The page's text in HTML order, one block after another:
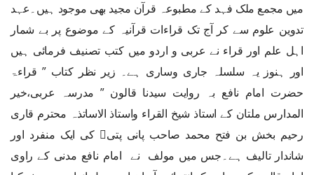
میں مجمع ملک فہد کے مطبوعہ قرآن مجید بھی موجود ہیں۔عہد
تدوین علوم سے کر آج تک قراءات قرآنیہ کے موضوع پر بے شمار
اہل علم اور قراء نے عربی و اردو میں کتب تصنیف فرمائی ہیں
اور ہنوز یہ سلسلہ جاری وساری ہے۔ زیر نظر کتاب ” قراءۃ
حضرت امام نافع بہ روایت سیدنا قالون ” مدرسہ عربی،خیر
المدارس ملتان کے استاذ شیخ القراء واستاذ الاساتذہ محترم قاری
رحیم بخش بن فتح محمد صاحب پانی پتی﷫ کی ایک منفرد اور
شاندار تالیف ہے۔جس میں مولف نے امام نافع مدنی کے راوی